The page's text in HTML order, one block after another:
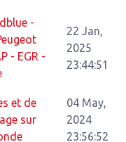
-
- EGR -
22 Jan,
2025
23:44:51
et de
sur
04 May,
2024
23:56:52